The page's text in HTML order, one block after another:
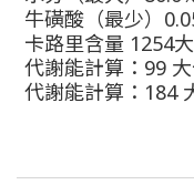
牛磺酸（最少）
卡路里含量 1254
代謝能計算： 99
代謝能計算： 184